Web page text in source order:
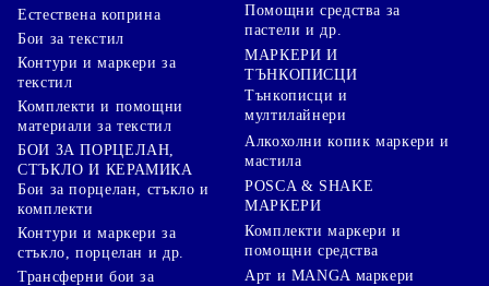
Естествена коприна
Бои за текстил
Контури и маркери за
текстил
Комплекти и помощни
материали за текстил
БОИ ЗА ПОРЦЕЛАН,
СТЪКЛО И КЕРАМИКА
Бои за порцелан, стъкло и
комплекти
Контури и маркери за
стъкло, порцелан и др.
Трансферни бои за
Помощни средства за
пастели и др.
МАРКЕРИ И
ТЪНКОПИСЦИ
Тънкописци и
мултилайнери
Алкохолни копик маркери и
мастила
POSCA & SHAKE
МАРКЕРИ
Комплекти маркери и
помощни средства
Арт и MANGA маркери